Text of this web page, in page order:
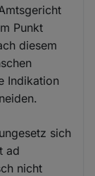
Punkt
diesem
Indikation
sich
ad
nicht